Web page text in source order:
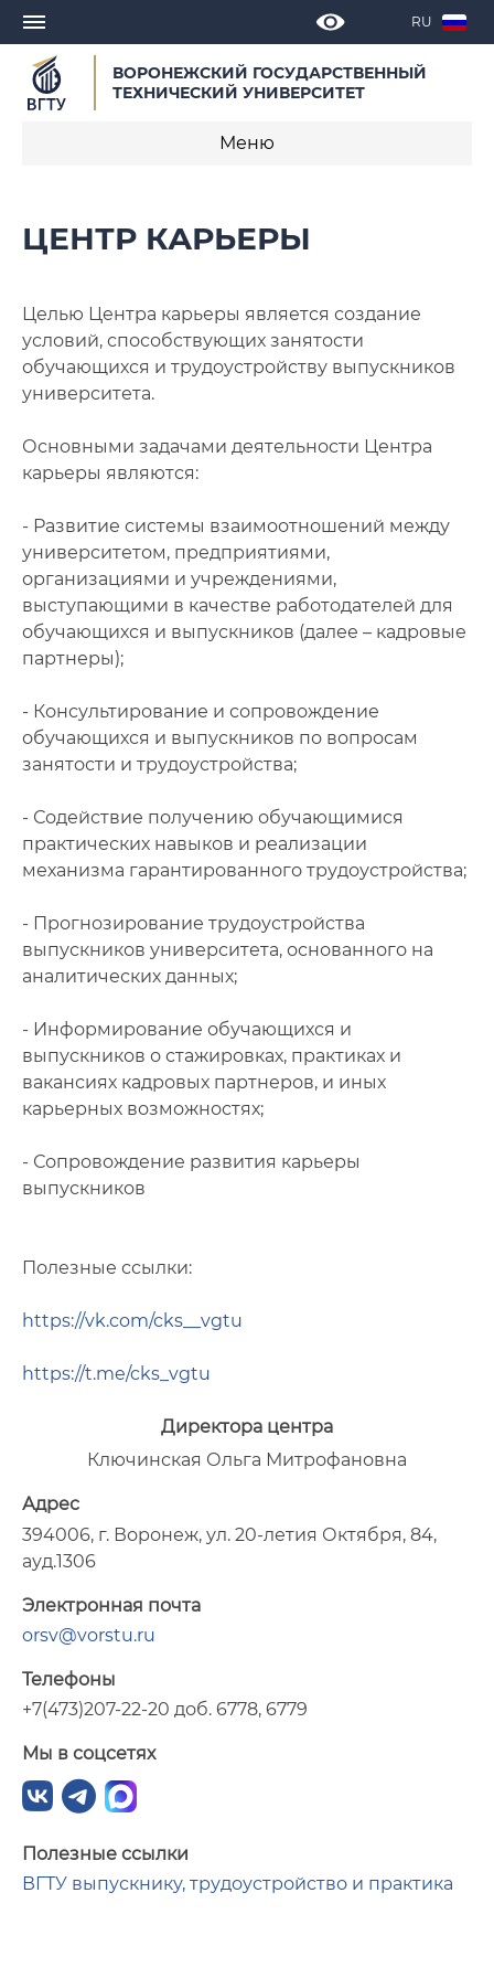
RU
ВОРОНЕЖСКИЙ ГОСУДАРСТВЕННЫЙ
ТЕХНИЧЕСКИЙ УНИВЕРСИТЕТ
Меню
Новости
Сотрудники
Контакты
Директора центра
Ключинская Ольга Митрофановна
Адрес
394006, г. Воронеж, ул. 20-летия Октября, 84,
ауд.1306
Электронная почта
orsv@vorstu.ru
Телефоны
+7(473)207-22-20 доб. 6778, 6779
Мы в соцсетях
Полезные ссылки
ВГТУ выпускнику, трудоустройство и практика
ЦЕНТР КАРЬЕРЫ
Целью Центра карьеры является создание
условий, способствующих занятости
обучающихся и трудоустройству выпускников
университета.
Основными задачами деятельности Центра
карьеры являются:
- Развитие системы взаимоотношений между
университетом, предприятиями,
организациями и учреждениями,
выступающими в качестве работодателей для
обучающихся и выпускников (далее – кадровые
партнеры);
- Консультирование и сопровождение
обучающихся и выпускников по вопросам
занятости и трудоустройства;
- Содействие получению обучающимися
практических навыков и реализации
механизма гарантированного трудоустройства;
- Прогнозирование трудоустройства
выпускников университета, основанного на
аналитических данных;
- Информирование обучающихся и
выпускников о стажировках, практиках и
вакансиях кадровых партнеров, и иных
карьерных возможностях;
- Сопровождение развития карьеры
выпускников
Полезные ссылки:
https://vk.com/cks__vgtu
https://t.me/cks_vgtu